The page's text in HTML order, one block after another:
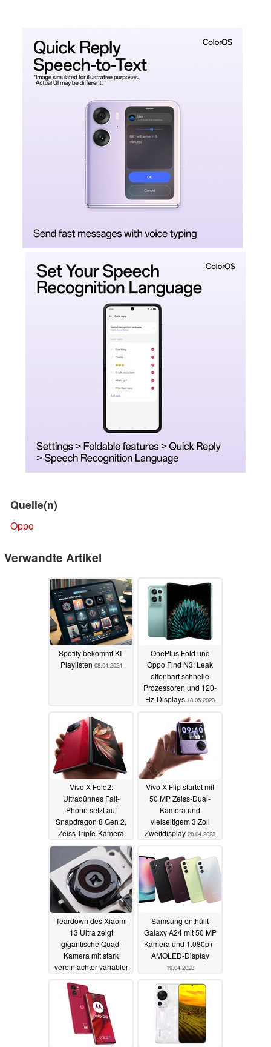
Quelle(n)
Oppo
Verwandte Artikel
Spotify bekommt KI-
Playlisten 08.04.2024
OnePlus Fold und
Oppo Find N3: Leak
offenbart schnelle
Prozessoren und 120-
Hz-Displays 18.05.2023
Vivo X Fold2:
Ultradünnes Falt-
Phone setzt auf
Snapdragon 8 Gen 2,
Zeiss Triple-Kamera
und Dual-
Fingerabdrucksensor
20.04.2023
Vivo X Flip startet mit
50 MP Zeiss-Dual-
Kamera und
vielseitigem 3 Zoll
Zweitdisplay 20.04.2023
Teardown des Xiaomi
13 Ultra zeigt
gigantische Quad-
Kamera mit stark
vereinfachter variabler
Samsung enthüllt
Galaxy A24 mit 50 MP
Kamera und 1.080p+-
AMOLED-Display
19.04.2023